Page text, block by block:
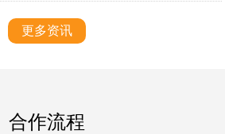
更多资讯
合作流程